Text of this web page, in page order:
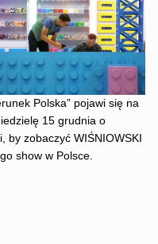
Polska” pojawi się na
15 grudnia o
by zobaczyć WIŚNIOWSKI
show w Polsce.